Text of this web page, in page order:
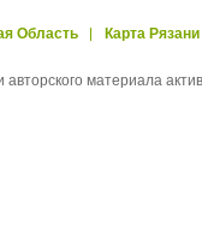
Область Карта Рязани
авторского материала